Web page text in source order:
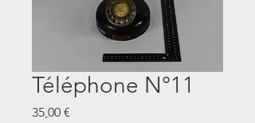
Téléphone N°11
35,00 €